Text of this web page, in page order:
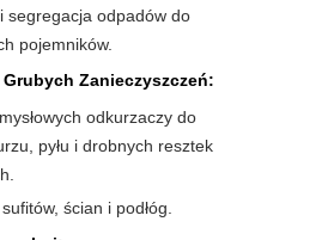
segregacja odpadów do
pojemników.
Zanieczyszczeń:
odkurzaczy do
pyłu i drobnych resztek
ścian i podłóg.